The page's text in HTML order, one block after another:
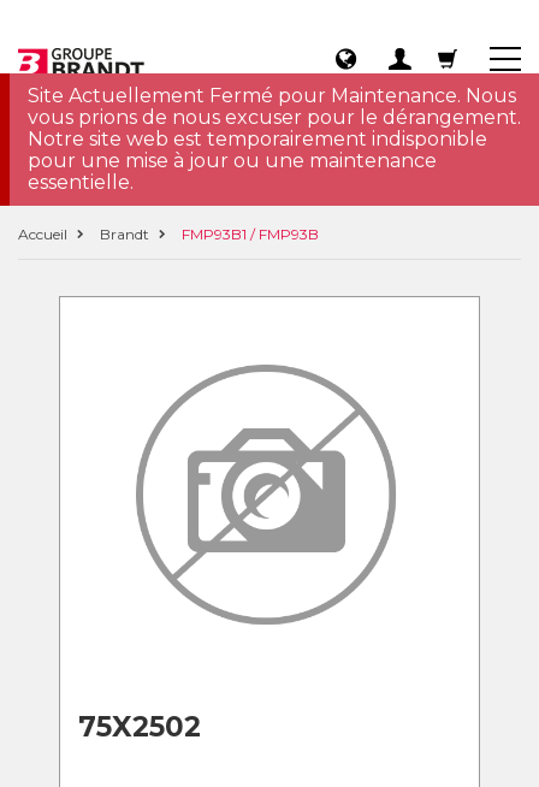
Site Actuellement Fermé pour Maintenance. Nous
vous prions de nous excuser pour le dérangement.
Notre site web est temporairement indisponible
pour une mise à jour ou une maintenance
essentielle.
Accueil Brandt FMP93B1 / FMP93B
75X2502